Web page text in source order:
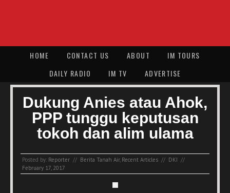
HOME CONTACT US ABOUT
IM TOURS
DAILY RADIO
IM TV ADVERTISE
Dukung Anies atau Ahok,
PPP tunggu keputusan
tokoh dan alim ulama
Posted by: Reporter // Berita Tanah Air, Recent Articles // DKI //
February 17, 2017